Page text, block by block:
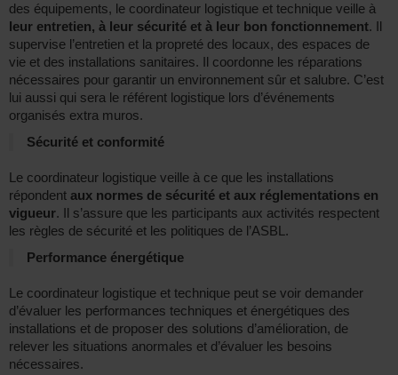
des équipements, le coordinateur logistique et technique veille à
leur entretien, à leur sécurité et à leur bon fonctionnement. Il
supervise l’entretien et la propreté des locaux, des espaces de
vie et des installations sanitaires. Il coordonne les réparations
nécessaires pour garantir un environnement sûr et salubre. C’est
lui aussi qui sera le référent logistique lors d’événements
organisés extra muros.
Sécurité et conformité
Le coordinateur logistique veille à ce que les installations
répondent aux normes de sécurité et aux réglementations en
vigueur. Il s’assure que les participants aux activités respectent
les règles de sécurité et les politiques de l’ASBL.
Performance énergétique
Le coordinateur logistique et technique peut se voir demander
d’évaluer les performances techniques et énergétiques des
installations et de proposer des solutions d’amélioration, de
relever les situations anormales et d’évaluer les besoins
nécessaires.